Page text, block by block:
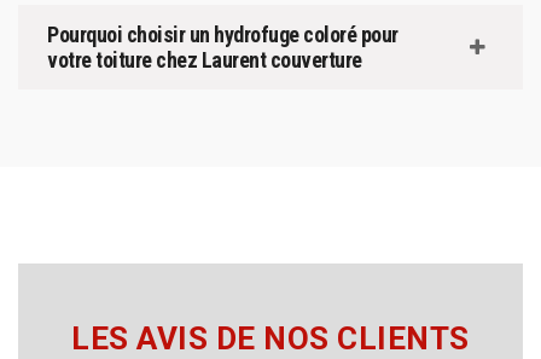
Pourquoi choisir un hydrofuge coloré pour
votre toiture chez Laurent couverture
LES AVIS DE NOS CLIENTS